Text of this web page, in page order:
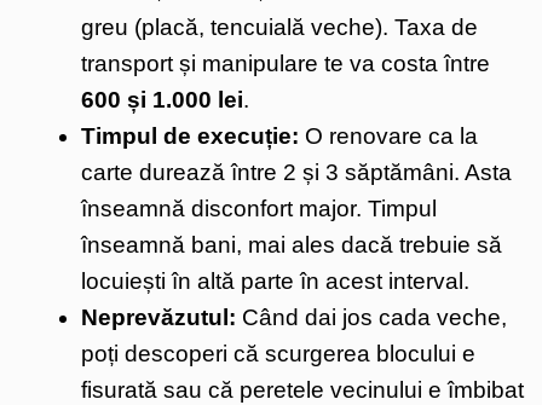
greu (placă, tencuială veche). Taxa de
transport și manipulare te va costa între
600 și 1.000 lei.
Timpul de execuție: O renovare ca la
carte durează între 2 și 3 săptămâni. Asta
înseamnă disconfort major. Timpul
înseamnă bani, mai ales dacă trebuie să
locuiești în altă parte în acest interval.
Neprevăzutul: Când dai jos cada veche,
poți descoperi că scurgerea blocului e
fisurată sau că peretele vecinului e îmbibat